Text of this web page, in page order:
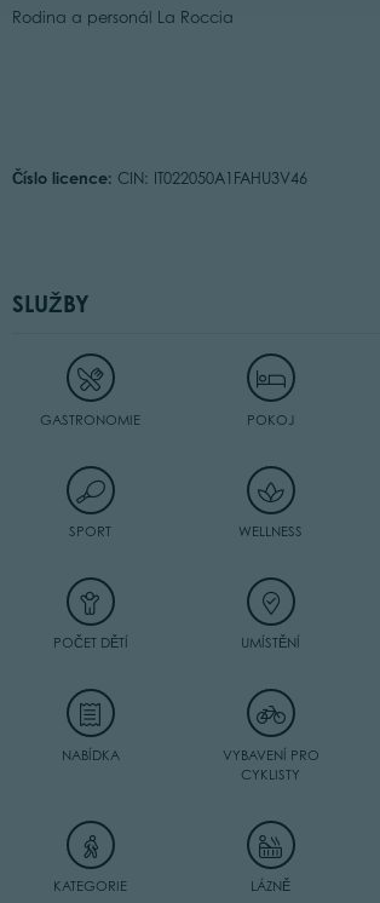
Rodina a personál La Roccia
Číslo licence: CIN: IT022050A1FAHU3V46
SLUŽBY
GASTRONOMIE POKOJ
SPORT WELLNESS
POČET DĚTÍ UMÍSTĚNÍ
NABÍDKA
VYBAVENÍ PRO
CYKLISTY
KATEGORIE LÁZNĚ